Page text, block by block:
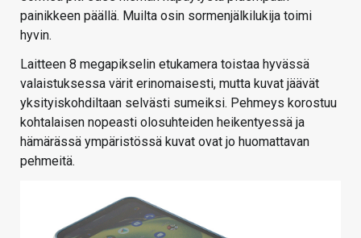
painikkeen päällä. Muilta osin sormenjälkilukija toimi
hyvin.
Laitteen 8 megapikselin etukamera toistaa hyvässä
valaistuksessa värit erinomaisesti, mutta kuvat jäävät
yksityiskohdiltaan selvästi sumeiksi. Pehmeys korostuu
kohtalaisen nopeasti olosuhteiden heikentyessä ja
hämärässä ympäristössä kuvat ovat jo huomattavan
pehmeitä.